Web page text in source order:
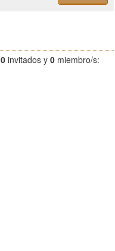
0 invitados y 0 miembro/s: